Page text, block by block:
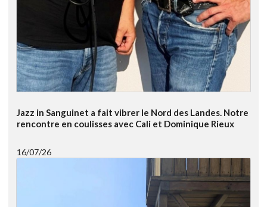
Jazz in Sanguinet a fait vibrer le Nord des Landes. Notre
rencontre en coulisses avec Cali et Dominique Rieux
16/07/26